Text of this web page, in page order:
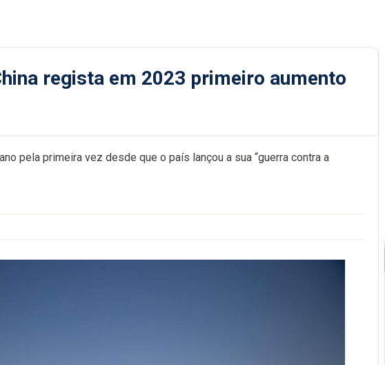
regista em 2023 primeiro aumento
pela primeira vez desde que o país lançou a sua “guerra contra a